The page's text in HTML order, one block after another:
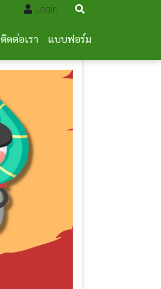
Login
ติดต่อเรา แบบฟอร์ม